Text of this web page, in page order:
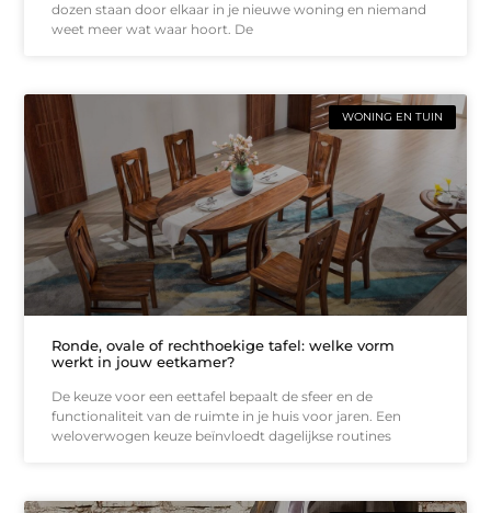
dozen staan door elkaar in je nieuwe woning en niemand
weet meer wat waar hoort. De
WONING EN TUIN
Ronde, ovale of rechthoekige tafel: welke vorm
werkt in jouw eetkamer?
De keuze voor een eettafel bepaalt de sfeer en de
functionaliteit van de ruimte in je huis voor jaren. Een
weloverwogen keuze beïnvloedt dagelijkse routines